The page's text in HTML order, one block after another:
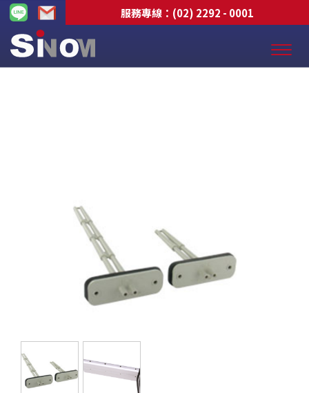
服務專線： (02) 2292 - 0001